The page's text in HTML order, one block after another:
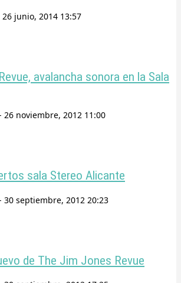
26 junio, 2014 13:57
avalancha sonora en la Sala
26 noviembre, 2012 11:00
sala Stereo Alicante
30 septiembre, 2012 20:23
de The Jim Jones Revue